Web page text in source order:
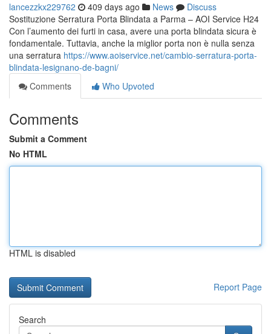
lancezzkx229762 409 days ago News
Discuss
Sostituzione Serratura Porta Blindata a Parma – AOI Service H24
Con l’aumento dei furti in casa, avere una porta blindata sicura è
fondamentale. Tuttavia, anche la miglior porta non è nulla senza
una serratura https://www.aoiservice.net/cambio-serratura-porta-
blindata-lesignano-de-bagni/
Comments
Who Upvoted
Comments
Submit a Comment
No HTML
HTML is disabled
Report Page
Search